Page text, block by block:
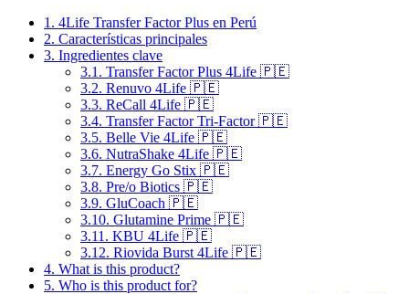
1. 4Life Transfer Factor Plus en Perú
2. Características principales
3. Ingredientes clave
3.1. Transfer Factor Plus 4Life 🇵🇪
3.2. Renuvo 4Life 🇵🇪
3.3. ReCall 4Life 🇵🇪
3.4. Transfer Factor Tri-Factor 🇵🇪
3.5. Belle Vie 4Life 🇵🇪
3.6. NutraShake 4Life 🇵🇪
3.7. Energy Go Stix 🇵🇪
3.8. Pre/o Biotics 🇵🇪
3.9. GluCoach 🇵🇪
3.10. Glutamine Prime 🇵🇪
3.11. KBU 4Life 🇵🇪
3.12. Riovida Burst 4Life 🇵🇪
4. What is this product?
5. Who is this product for?